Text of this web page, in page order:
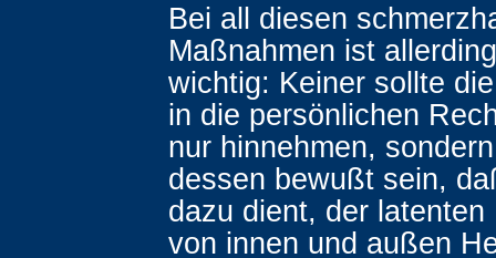
Bei all diesen
Maßnahmen ist
wichtig: Keiner sollte
in die persönlichen
nur hinnehmen,
dessen bewußt sein,
dazu dient, der latenten
von innen und außen